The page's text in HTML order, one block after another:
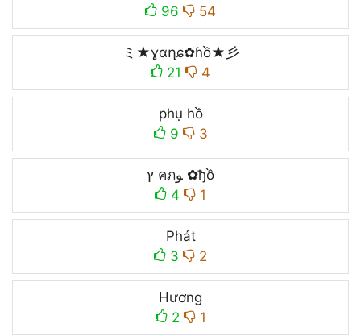
96
54
ミ★ɣɑղɕ✿ɦồ★彡
21
4
phụ hồ
9
3
ץ คภﻮ ✿ђồ
4
1
Phát
3
2
Hương
2
1